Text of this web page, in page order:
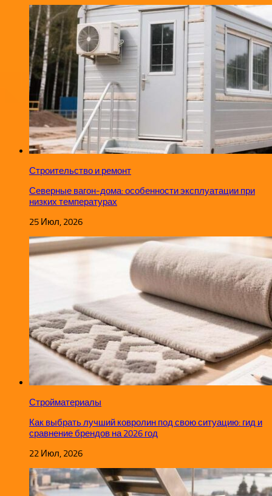
Строительство и ремонт
Северные вагон-дома: особенности эксплуатации при
низких температурах
25 Июл, 2026
Стройматериалы
Как выбрать лучший ковролин под свою ситуацию: гид и
сравнение брендов на 2026 год
22 Июл, 2026